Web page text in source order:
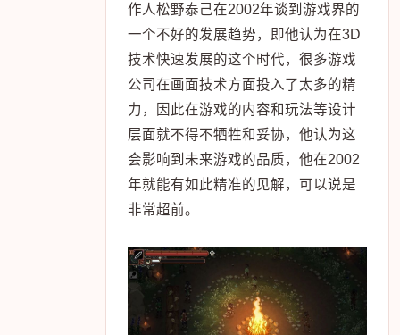
作人松野泰己在2002年谈到游戏界的
一个不好的发展趋势，即他认为在3D
技术快速发展的这个时代，很多游戏
公司在画面技术方面投入了太多的精
力，因此在游戏的内容和玩法等设计
层面就不得不牺牲和妥协，他认为这
会影响到未来游戏的品质，他在2002
年就能有如此精准的见解，可以说是
非常超前。